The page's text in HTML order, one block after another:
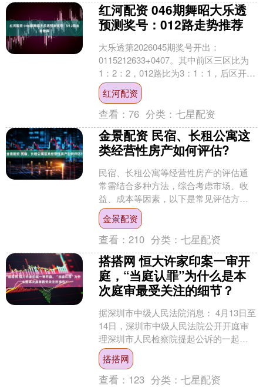
红河配资 046期舞昭大乐透
预测奖号：012路走势推荐
大乐透第2026045期奖号开出：
0115212633+0407。其中前区三区比为
1：2：2，012路比为3：1：1，后区开出
一大一小、一奇一偶奖号。 舞昭大乐....
红河配资
查看：76 分类：七星配资
金景配资 民宿、长租公寓这
类经营性房产如何评估?
民宿、长租公寓等经营性房产的评估通
常需结合多种方法，综合考虑市场、收
益、成本等因素，以下是常见评估方法
及要点： 1.市场比较法 原理：选取与待
评估房产在地理位置....
金景配资
查看：210 分类：七星配资
搭搭网 恒大许家印案一审开
庭，“当庭认罪”为什么是本
次庭审最受关注的细节？
据深圳市中级人民法院消息： 4月13日至
14日，深圳市中级人民法院公开开庭审
理深圳市人民检察院提起公诉的一起重
大案件。 被告单位包括恒大集团有限公
司、恒大地产集....
搭搭网
查看： 123 分类：七星配资